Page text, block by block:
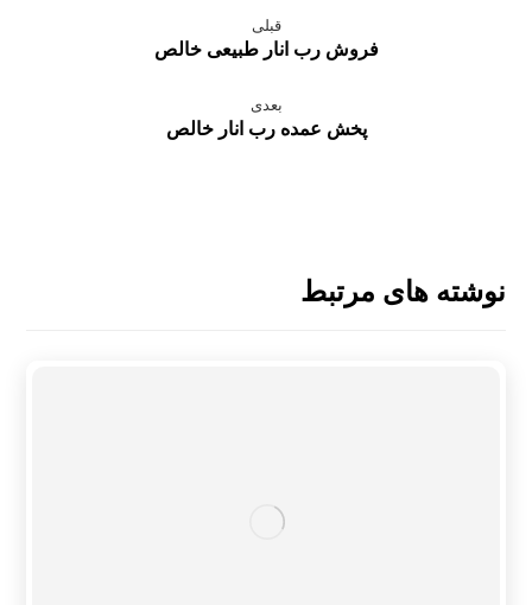
قبلی
فروش رب انار طبیعی خالص
بعدی
پخش عمده رب انار خالص
نوشته های مرتبط